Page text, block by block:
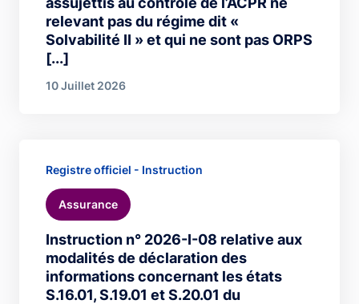
relevant pas du régime dit «
Solvabilité II » et qui ne sont pas ORPS
[...]
10 Juillet 2026
Instruction n° 2026-I-08 relative aux
modalités de déclaration des
informations concernant les états
S.16.01, S.19.01 et S.20.01 du
Registre officiel - Instruction
Assurance